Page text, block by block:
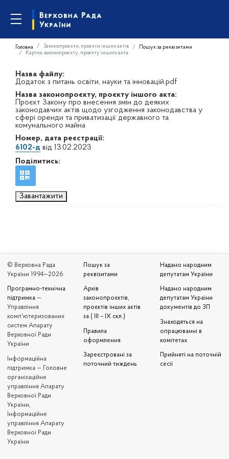
Головна Законопроєкти, проєкти інших актів
Пошук за реквізитами
Картка законопроєкту, проєкту іншого акта
Назва файлу:
Додаток з питань освіти, науки та інновацій.pdf
Назва законопроєкту, проєкту іншого акта:
Проєкт Закону про внесення змін до деяких
законодавчих актів щодо узгодження законодавства у
сфері оренди та приватизації державного та
комунального майна
Номер, дата реєстрації:
6102-д від 13.02.2023
Поділитись:
Завантажити
© Верховна Рада
України 1994—2026
Програмно-технічна
підтримка —
Управління
комп'ютеризованих
систем Апарату
Верховної Ради
України
Iнформаційна
підтримка — Головне
організаційне
управління Апарату
Верховної Ради
України,
Інформаційне
управління Апарату
Верховної Ради
України
Пошук за
реквізитами
Архів
законопроєктів,
проєктів інших актів
за ( III – IX скл.)
Правила
оформлення
Зареєстровані за
поточний тиждень
Надано народним
депутатам України
Надано народним
депутатам України
документів до ЗП
Знаходяться на
опрацюванні в
комітетах
Прийняті на поточній
сесії